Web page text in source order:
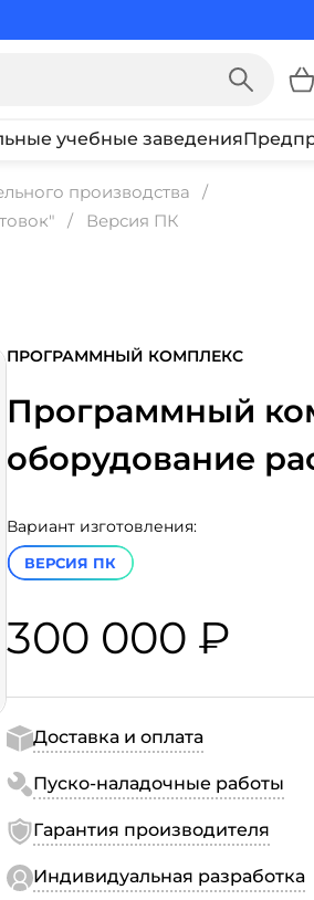
учебные заведения
производства
Версия ПК
ПРОГРАММНЫЙ КОМПЛЕКС
Программный
оборудование
Вариант изготовления:
ВЕРСИЯ ПК
300 000 ₽
Доставка и оплата
Пуско-наладочные работы
Гарантия производителя
Индивидуальная разработка